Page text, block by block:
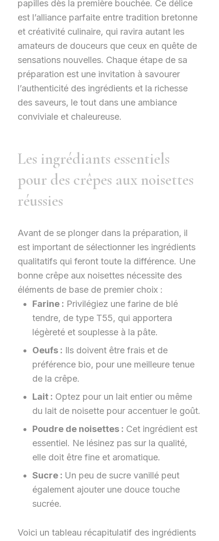
papilles dès la première bouchée. Ce délice
est l’alliance parfaite entre tradition bretonne
et créativité culinaire, qui ravira autant les
amateurs de douceurs que ceux en quête de
sensations nouvelles. Chaque étape de sa
préparation est une invitation à savourer
l’authenticité des ingrédients et la richesse
des saveurs, le tout dans une ambiance
conviviale et chaleureuse.
Les ingrédiants essentiels
pour des crêpes aux noisettes
réussies
Avant de se plonger dans la préparation, il
est important de sélectionner les ingrédients
qualitatifs qui feront toute la différence. Une
bonne crêpe aux noisettes nécessite des
éléments de base de premier choix :
Farine : Privilégiez une farine de blé
tendre, de type T55, qui apportera
légèreté et souplesse à la pâte.
Oeufs : Ils doivent être frais et de
préférence bio, pour une meilleure tenue
de la crêpe.
Lait : Optez pour un lait entier ou même
du lait de noisette pour accentuer le goût.
Poudre de noisettes : Cet ingrédient est
essentiel. Ne lésinez pas sur la qualité,
elle doit être fine et aromatique.
Sucre : Un peu de sucre vanillé peut
également ajouter une douce touche
sucrée.
Voici un tableau récapitulatif des ingrédients